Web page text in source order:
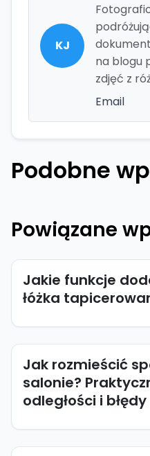
KJ
na blogu
zdjęć z
Email
Podobne
Powiązane
Jakie funkcje
łóżka
Jak rozmieścić
salonie?
odległości i błędy